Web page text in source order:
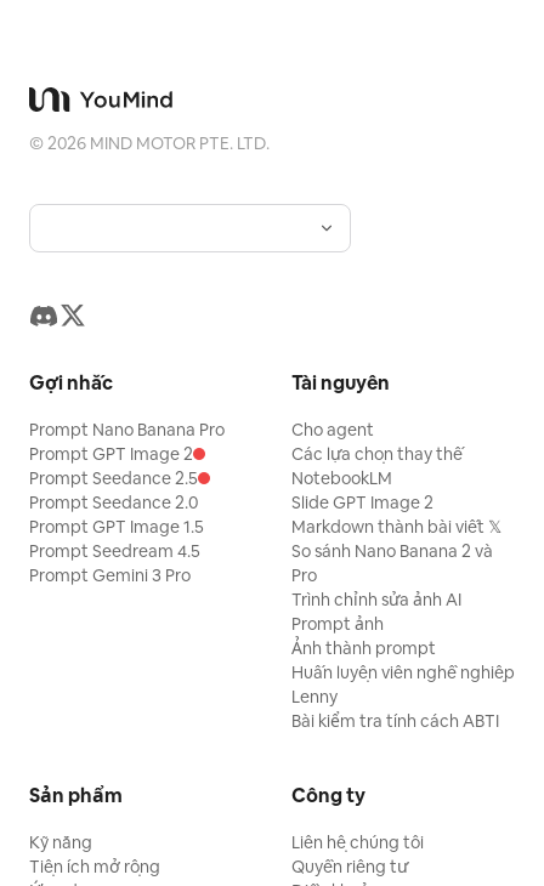
©2026 MIND MOTOR PTE. LTD.
Gợi nhắc
Prompt Nano Banana Pro
Prompt GPT Image 2
Prompt Seedance 2.5
Prompt Seedance 2.0
Prompt GPT Image 1.5
Prompt Seedream 4.5
Prompt Gemini 3 Pro
Tài nguyên
Cho agent
Các lựa chọn thay thế
NotebookLM
Slide GPT Image 2
Markdown thành bài viết 𝕏
So sánh Nano Banana 2 và
Pro
Trình chỉnh sửa ảnh AI
Prompt ảnh
Ảnh thành prompt
Huấn luyện viên nghề nghiệp
Lenny
Bài kiểm tra tính cách ABTI
Sản phẩm
Kỹ năng
Tiện ích mở rộng
Công ty
Liên hệ chúng tôi
Quyền riêng tư